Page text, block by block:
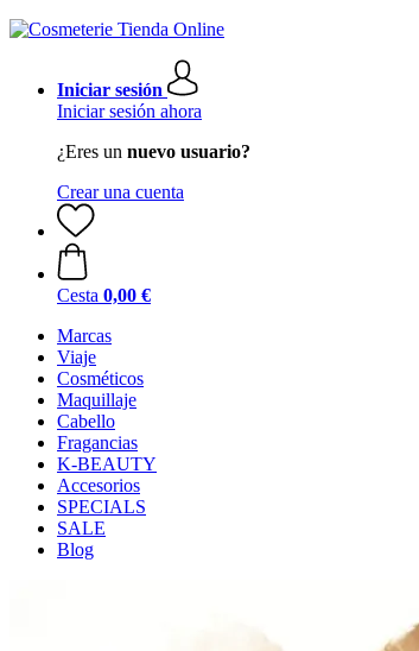
Iniciar sesión
Iniciar sesión ahora
¿Eres un nuevo usuario?
Crear una cuenta
Cesta 0,00 €
Marcas
Viaje
Cosméticos
Maquillaje
Cabello
Fragancias
K-BEAUTY
Accesorios
SPECIALS
SALE
Blog